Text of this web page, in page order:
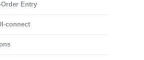
Order Entry
connect